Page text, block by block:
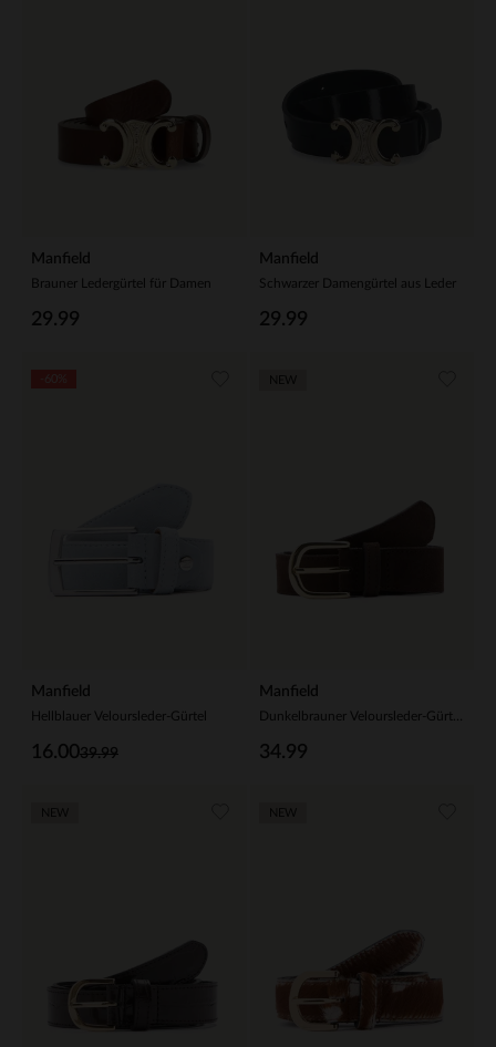
Manfield
Brauner Ledergürtel für Damen
29.99
Manfield
Schwarzer Damengürtel aus Leder
29.99
Manfield
Hellblauer Veloursleder-Gürtel
39.99
16.00
Manfield
34.99